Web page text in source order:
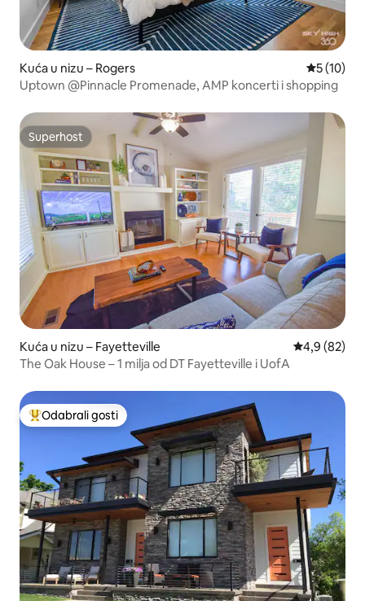
Kuća u nizu – Rogers Prosječna
5 (10)
Uptown @Pinnacle Promenade, AMP koncerti i shopping
Superhost
Superhost
Kuća u nizu – Fayetteville Prosječna
4,9 (82)
The Oak House – 1 milja od DT Fayetteville i UofA
Među najviše rangiranima s oznakom „Odabrali gosti”
Odabrali gosti